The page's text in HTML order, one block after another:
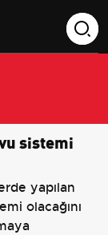
sistemi
yapılan
olacağını